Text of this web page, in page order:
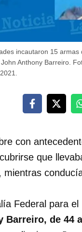
incautaron 15
Anthony Barreiro.
con
que
mientras
Federal para
Barreiro, de 44